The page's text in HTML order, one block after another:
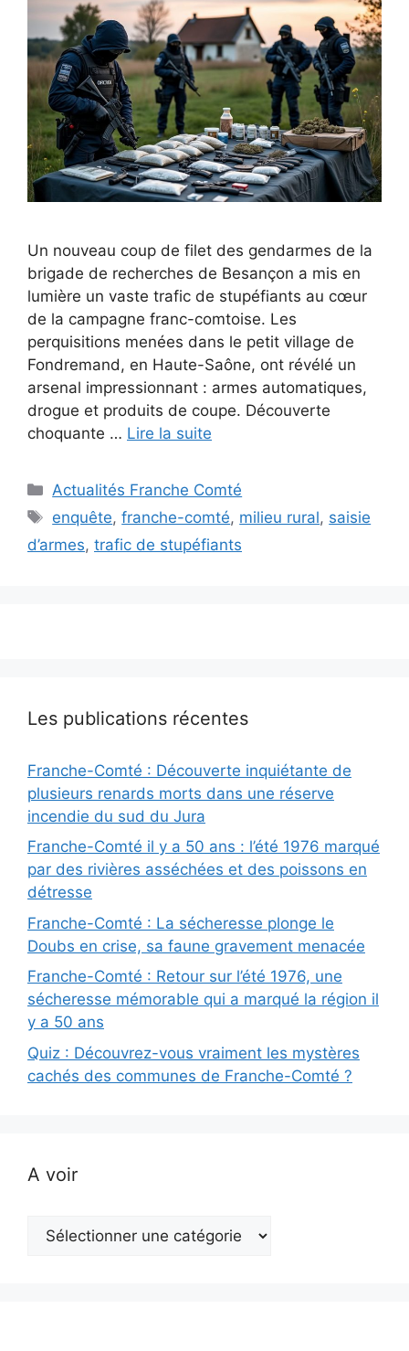
Un nouveau coup de filet des gendarmes de la
brigade de recherches de Besançon a mis en
lumière un vaste trafic de stupéfiants au cœur
de la campagne franc-comtoise. Les
perquisitions menées dans le petit village de
Fondremand, en Haute-Saône, ont révélé un
arsenal impressionnant : armes automatiques,
drogue et produits de coupe. Découverte
choquante … Lire la suite
Catégories
Actualités Franche Comté
Étiquettes
enquête,franche-comté, milieu rural, saisie
d’armes, trafic de stupéfiants
Les publications récentes
Franche-Comté : Découverte inquiétante de
plusieurs renards morts dans une réserve
incendie du sud du Jura
Franche-Comté il y a 50 ans : l’été 1976 marqué
par des rivières asséchées et des poissons en
détresse
Franche-Comté : La sécheresse plonge le
Doubs en crise, sa faune gravement menacée
Franche-Comté : Retour sur l’été 1976, une
sécheresse mémorable qui a marqué la région il
y a 50 ans
Quiz : Découvrez-vous vraiment les mystères
cachés des communes de Franche-Comté ?
A voir
voir